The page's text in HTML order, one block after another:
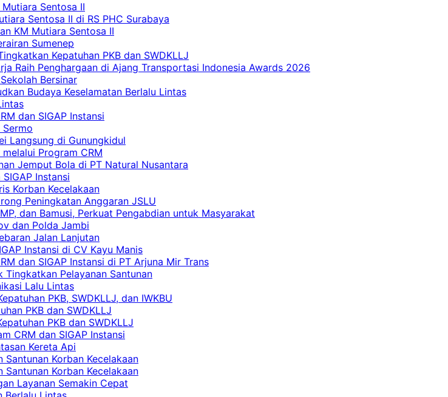
Sentosa II
Sentosa II di RS PHC Surabaya
KM Mutiara Sentosa II
Sumenep
Kepatuhan PKB dan SWDKLLJ
Raih Penghargaan di Ajang Transportasi Indonesia Awards 2026
Bersinar
Budaya Keselamatan Berlalu Lintas
dan SIGAP Instansi
Sermo
Langsung di Gunungkidul
Program CRM
Jemput Bola di PT Natural Nusantara
Instansi
Korban Kecelakaan
Peningkatan Anggaran JSLU
dan Bamusi, Perkuat Pengabdian untuk Masyarakat
dan Polda Jambi
Jalan Lanjutan
Instansi di CV Kayu Manis
dan SIGAP Instansi di PT Arjuna Mir Trans
Pelayanan Santunan
Lalu Lintas
PKB, SWDKLLJ, dan IWKBU
PKB dan SWDKLLJ
PKB dan SWDKLLJ
CRM dan SIGAP Instansi
Kereta Api
Korban Kecelakaan
Korban Kecelakaan
Layanan Semakin Cepat